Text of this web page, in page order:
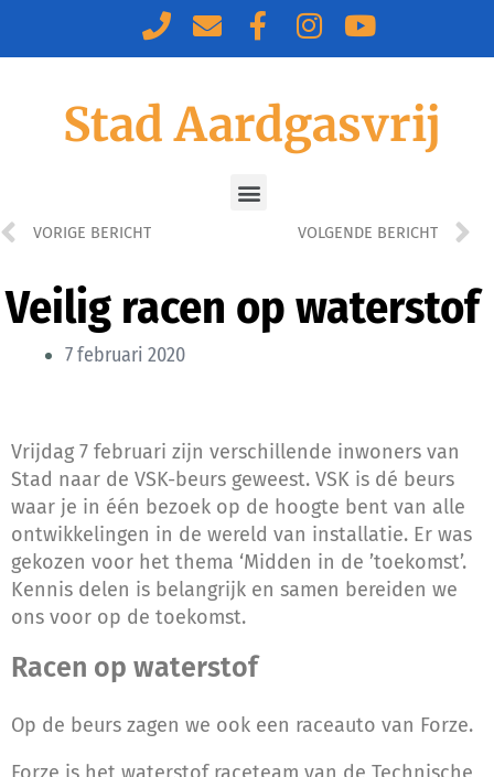
Stad Aardgasvrij
VORIGE BERICHT VOLGENDE BERICHT
Veilig racen op waterstof
7 februari 2020
Vrijdag 7 februari zijn verschillende inwoners van
Stad naar de VSK-beurs geweest. VSK is dé beurs
waar je in één bezoek op de hoogte bent van alle
ontwikkelingen in de wereld van installatie. Er was
gekozen voor het thema ‘Midden in de ’toekomst’.
Kennis delen is belangrijk en samen bereiden we
ons voor op de toekomst.
Racen op waterstof
Op de beurs zagen we ook een raceauto van Forze.